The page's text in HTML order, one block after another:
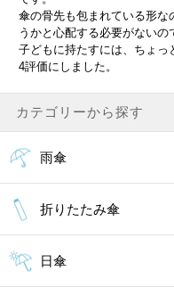
傘の骨先も包まれている形な
うかと心配する必要がないの
子どもに持たすには、ちょっ
4評価にしました。
カテゴリーから探す
雨傘
折りたたみ傘
日傘